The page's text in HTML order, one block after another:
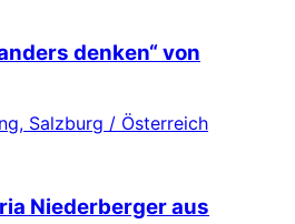
denken“ von
Salzburg / Österreich
Niederberger aus